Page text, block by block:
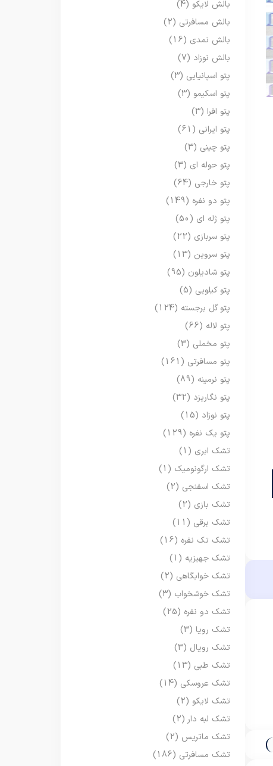
بالش لایکو (4)
بالش مسافرتی (2)
بالش نمدی (16)
بالش نوزاد (7)
پتو اسپانیایی (3)
پتو اسکیمو (3)
پتو افرا (3)
پتو ایرانی (61)
پتو چینی (3)
پتو حوله ای (3)
پتو خارجی (64)
پتو دو نفره (149)
پتو ژله ای (50)
پتو سربازی (22)
پتو سروین (13)
پتو شادیلون (95)
پتو کیلویی (5)
پتو گل برجسته (124)
پتو لاله (66)
پتو مخملی (3)
پتو مسافرتی (161)
پتو نرمینه (89)
پتو نگاریزد (32)
پتو نوزاد (15)
پتو یک نفره (129)
تشک ابری (1)
تشک ارگونومیک (1)
تشک اسفنجی (2)
تشک بازی (2)
تشک برقی (11)
تشک تک نفره (16)
تشک جهیزیه (1)
تشک خوابگاهی (2)
تشک خوشخواب (3)
تشک دو نفره (25)
تشک رویا (3)
تشک رویال (3)
تشک طبی (13)
تشک عروسکی (14)
تشک لایکو (2)
تشک لبه دار (2)
تشک ماتریس (2)
تشک مسافرتی (186)